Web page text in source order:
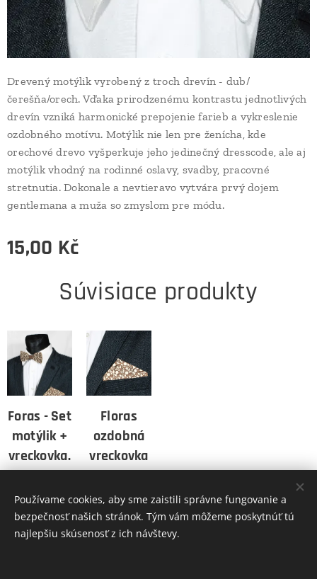
Drevený motýlik vyrobený z troch drevín - dub/
čerešňa/orech. Vďaka prirodzenému kontrastu jednotlivých
drevín vzniká harmonické prepojenie farieb a vykreslenie
ozdobného motívu. Motýlik nie len pre ženícha, kde
orechové drevo vyšperkuje jeho jedinečný dresscode, ale aj
motýlik vhodný na rodinné oslavy, svadby, pracovné
stretnutia. Dokonale a nevtieravo vytvára prvý dojem
gentlemana a muža so zmyslom pre módu.
15,00 Kč
Súvisiace produkty
Foras - Set
motýlik +
vreckovka.
Floras
ozdobná
vreckovka
do saka
10,00Kč
Používame cookies, aby sme zaistili správne fungovanie a
bezpečnosť našich stránok. Tým vám môžeme poskytnúť tú
najlepšiu skúsenosť z ich návštevy.